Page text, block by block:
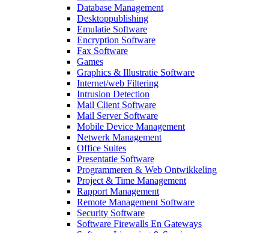
Database Management
Desktoppublishing
Emulatie Software
Encryption Software
Fax Software
Games
Graphics & Illustratie Software
Internet/web Filtering
Intrusion Detection
Mail Client Software
Mail Server Software
Mobile Device Management
Netwerk Management
Office Suites
Presentatie Software
Programmeren & Web Ontwikkeling
Project & Time Management
Rapport Management
Remote Management Software
Security Software
Software Firewalls En Gateways